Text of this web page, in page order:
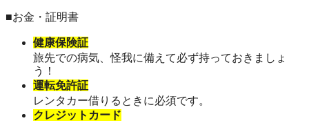
■お金・証明書
健康保険証
旅先での病気、怪我に備えて必ず持っておきましょ
う！
運転免許証
レンタカー借りるときに必須です。
クレジットカード